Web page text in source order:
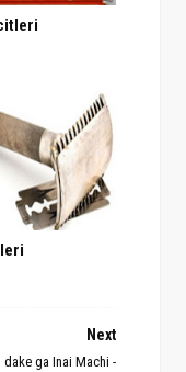
Next
dake ga Inai Machi -